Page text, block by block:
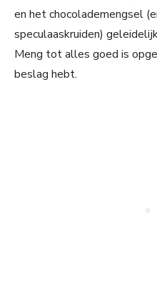
en het chocolademengsel
speculaaskruiden)
Meng tot alles goed is
beslag hebt.